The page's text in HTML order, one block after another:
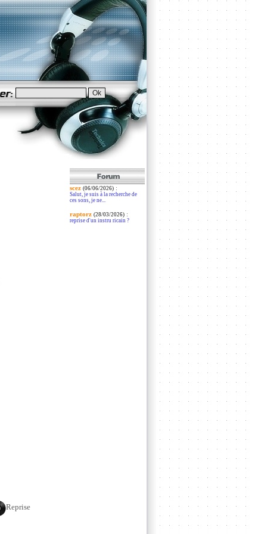
Reprise
scez (06/06/2026):
Salut, je suis à la recherche de
ces sons, je ne...
raptorz (28/03/2026):
reprise d'un instru ricain ?